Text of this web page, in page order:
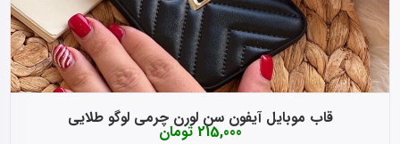
قاب موبایل آیفون سن لورن چرمی لوگو طلایی
215,000تومان